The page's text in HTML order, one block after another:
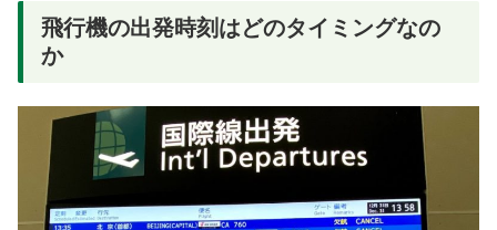
飛行機の出発時刻はどのタイミングなの
か